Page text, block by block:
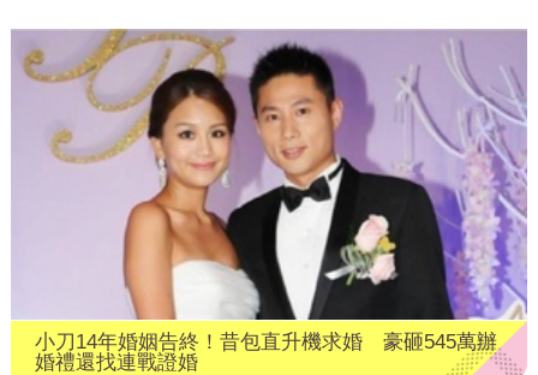
小刀14年婚姻告終！昔包直升機求婚 豪砸545萬辦
婚禮還找連戰證婚